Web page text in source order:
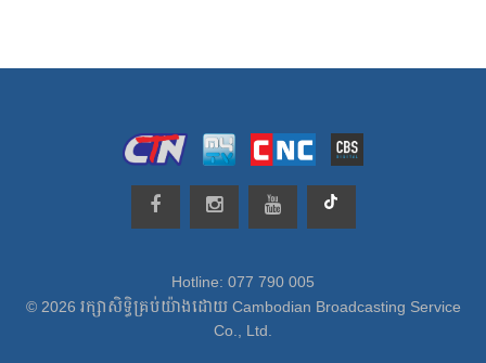
Hotline: 077 790 005
© 2026 រក្សាសិទ្ធិគ្រប់យ៉ាងដោយ Cambodian Broadcasting Service
Co., Ltd.